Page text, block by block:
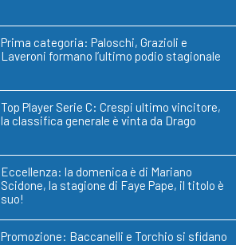
Prima categoria: Paloschi, Grazioli e
Laveroni formano l’ultimo podio stagionale
Top Player Serie C: Crespi ultimo vincitore,
la classifica generale è vinta da Drago
Eccellenza: la domenica è di Mariano
Scidone, la stagione di Faye Pape, il titolo è
suo!
Promozione: Baccanelli e Torchio si sfidano